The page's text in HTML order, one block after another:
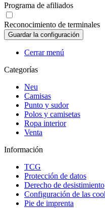
Programa de afiliados
Reconocimiento de terminales
Cerrar menú
Categorías
Neu
Camisas
Punto y sudor
Polos y camisetas
Ropa interior
Venta
Información
TCG
Protección de datos
Derecho de desistimiento
Configuración de las
Pie de imprenta